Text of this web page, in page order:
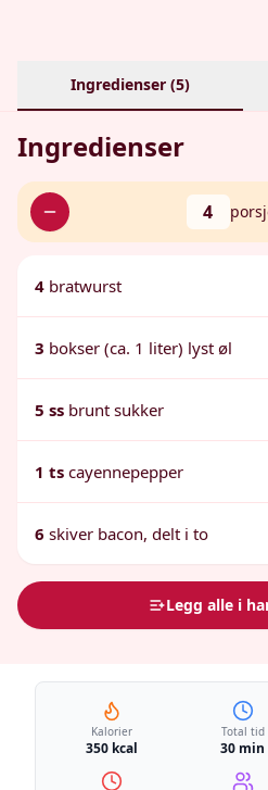
Ingredienser (5)
Ingredienser
4
4 bratwurst
3 bokser (ca. 1 liter) lyst øl
5 ss brunt sukker
1 ts cayennepepper
6 skiver bacon, delt i to
Legg alle i
Kalorier
350 kcal
Total tid
30 min